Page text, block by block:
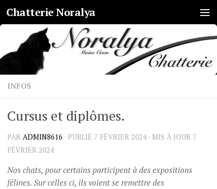
Skip to content
Chatterie Noralya
INFOS
Cursus et diplômes.
PAR ADMIN8616 · PUBLIÉ 7 FÉVRIER 2024 · MIS À JOUR 7
FÉVRIER 2024
Nos chats, pour certains participent à des expositions
félines. Sur celles ci, ils voient se remettre des